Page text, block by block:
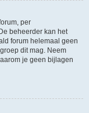
per
beheerder kan het
forum helemaal geen
dit mag. Neem
je geen bijlagen